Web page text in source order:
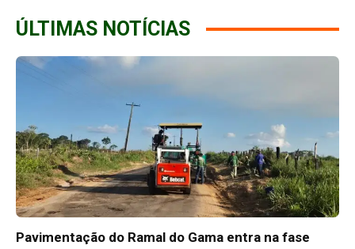
ÚLTIMAS NOTÍCIAS
Pavimentação do Ramal do Gama entra na fase